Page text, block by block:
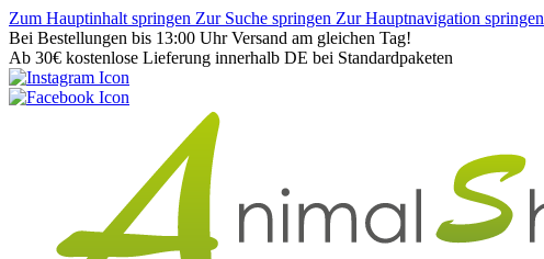
Zum Hauptinhalt springen Zur Suche springen Zur Hauptnavigation springen
Bei Bestellungen bis 13:00 Uhr Versand am gleichen Tag!
Ab 30€ kostenlose Lieferung innerhalb DE bei Standardpaketen